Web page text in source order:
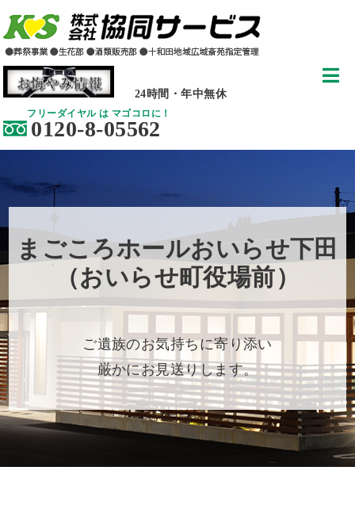
24時間・年中無休
フリーダイヤル は マゴコロに！
0120-8-05562
まごころホールおいらせ下田
（おいらせ町役場前）
ご遺族のお気持ちに寄り添い
厳かにお見送りします。